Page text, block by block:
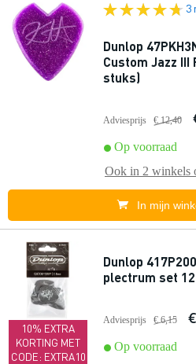
3
Dunlop
Custom Jazz
stuks)
Adviesprijs € 12,40
Op voorraad
Ook in 2 winkels
In mijn
10% EXTRA
KORTING MET
CODE: EXTRA10
Dunlop
plectrum set
Adviesprijs € 6,15
Op voorraad